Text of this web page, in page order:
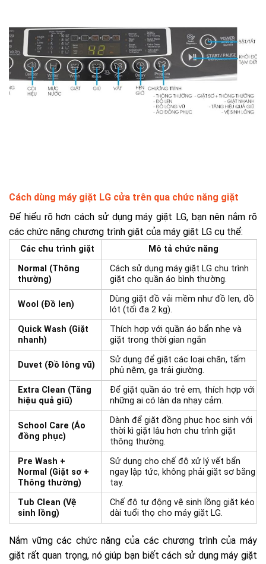
Cách dùng máy giặt LG cửa trên qua chức năng giặt
Để hiểu rõ hơn cách sử dụng máy giặt LG, bạn nên nắm rõ
các chức năng chương trình giặt của máy giặt LG cụ thể:
Các chu trình giặt
Mô tả chức năng
Normal (Thông
thường)
Cách sử dụng máy giặt LG chu trình
giặt cho quần áo bình thường.
Wool (Đồ len)
Dùng giặt đồ vải mềm như đồ len, đồ
lót (tối đa 2 kg).
Quick Wash (Giặt
nhanh)
Thích hợp với quần áo bẩn nhẹ và
giặt trong thời gian ngắn
Duvet (Đồ lông vũ)
Sử dụng để giặt các loại chăn, tấm
phủ nệm, ga trải giường.
Extra Clean (Tăng
hiệu quả giũ)
Để giặt quần áo trẻ em, thích hợp với
những ai có làn da nhạy cảm.
School Care (Áo
đồng phục)
Dành để giặt đồng phục học sinh với
thời kì giặt lâu hơn chu trình giặt
thông thường.
Pre Wash +
Normal (Giặt sơ +
Thông thường)
Sử dụng cho chế độ xử lý vết bẩn
ngay lập tức, không phải giặt sơ bằng
tay.
Tub Clean (Vệ
sinh lồng)
Chế độ tự động vệ sinh lồng giặt kéo
dài tuổi thọ cho máy giặt LG.
Nắm vững các chức năng của các chương trình của máy
giặt rất quan trọng, nó giúp bạn biết cách sử dụng máy giặt